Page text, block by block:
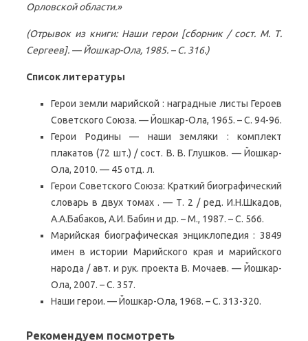
Орловской области.»
(Отрывок из книги: Наши герои [сборник / сост. М. Т.
Сергеев]. — Йошкар-Ола, 1985. – С. 316.)
Список литературы
Герои земли марийской : наградные листы Героев
Советского Союза. — Йошкар-Ола, 1965. – С. 94-96.
Герои Родины — наши земляки : комплект
плакатов (72 шт.) / сост. В. В. Глушков. — Йошкар-
Ола, 2010. — 45 отд. л.
Герои Советского Союза: Краткий биографический
словарь в двух томах . — Т. 2 / ред. И.Н.Шкадов,
А.А.Бабаков, А.И. Бабин и др. – М., 1987. – С. 566.
Марийская биографическая энциклопедия : 3849
имен в истории Марийского края и марийского
народа / авт. и рук. проекта В. Мочаев. — Йошкар-
Ола, 2007. – С. 357.
Наши герои. — Йошкар-Ола, 1968. – С. 313-320.
Рекомендуем посмотреть